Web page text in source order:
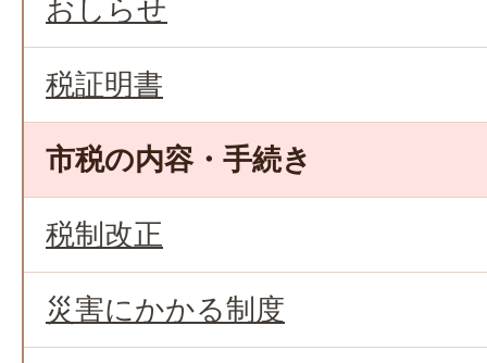
おしらせ
税証明書
市税の内容・手続き
税制改正
災害にかかる制度